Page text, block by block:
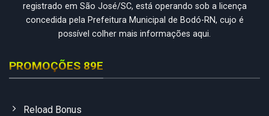
registrado em São José/SC, está operando sob a licença
concedida pela Prefeitura Municipal de Bodó-RN, cujo é
possível colher mais informações aqui.
PROMOÇÕES 89E
Reload Bonus